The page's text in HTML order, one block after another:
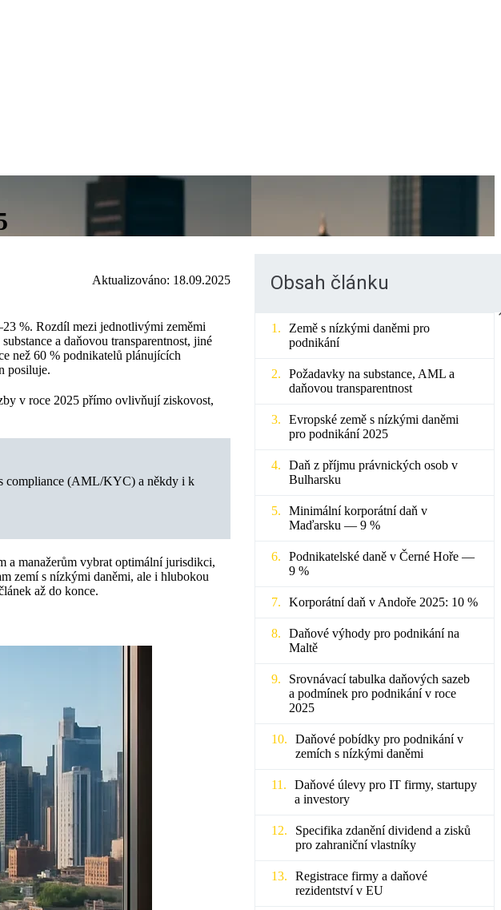
Aktualizováno: 18.09.2025
%. Rozdíl mezi jednotlivými zeměmi
a daňovou transparentnost, jiné
než 60 % podnikatelů plánujících
posiluje.
v roce 2025 přímo ovlivňují ziskovost,
s compliance (AML/KYC) a někdy i k
a manažerům vybrat optimální jurisdikci,
zemí s nízkými daněmi, ale i hlubokou
až do konce.
Obsah článku
Země s nízkými daněmi pro
podnikání
Požadavky na substance, AML a
daňovou transparentnost
Evropské země s nízkými daněmi
pro podnikání 2025
Daň z příjmu právnických osob v
Bulharsku
Minimální korporátní daň v
Maďarsku — 9 %
Podnikatelské daně v Černé Hoře —
9 %
Korporátní daň v Andoře 2025: 10 %
Daňové výhody pro podnikání na
Maltě
Srovnávací tabulka daňových sazeb
a podmínek pro podnikání v roce
2025
Daňové pobídky pro podnikání v
zemích s nízkými daněmi
Daňové úlevy pro IT firmy, startupy
a investory
Specifika zdanění dividend a zisků
pro zahraniční vlastníky
Registrace firmy a daňové
rezidentství v EU